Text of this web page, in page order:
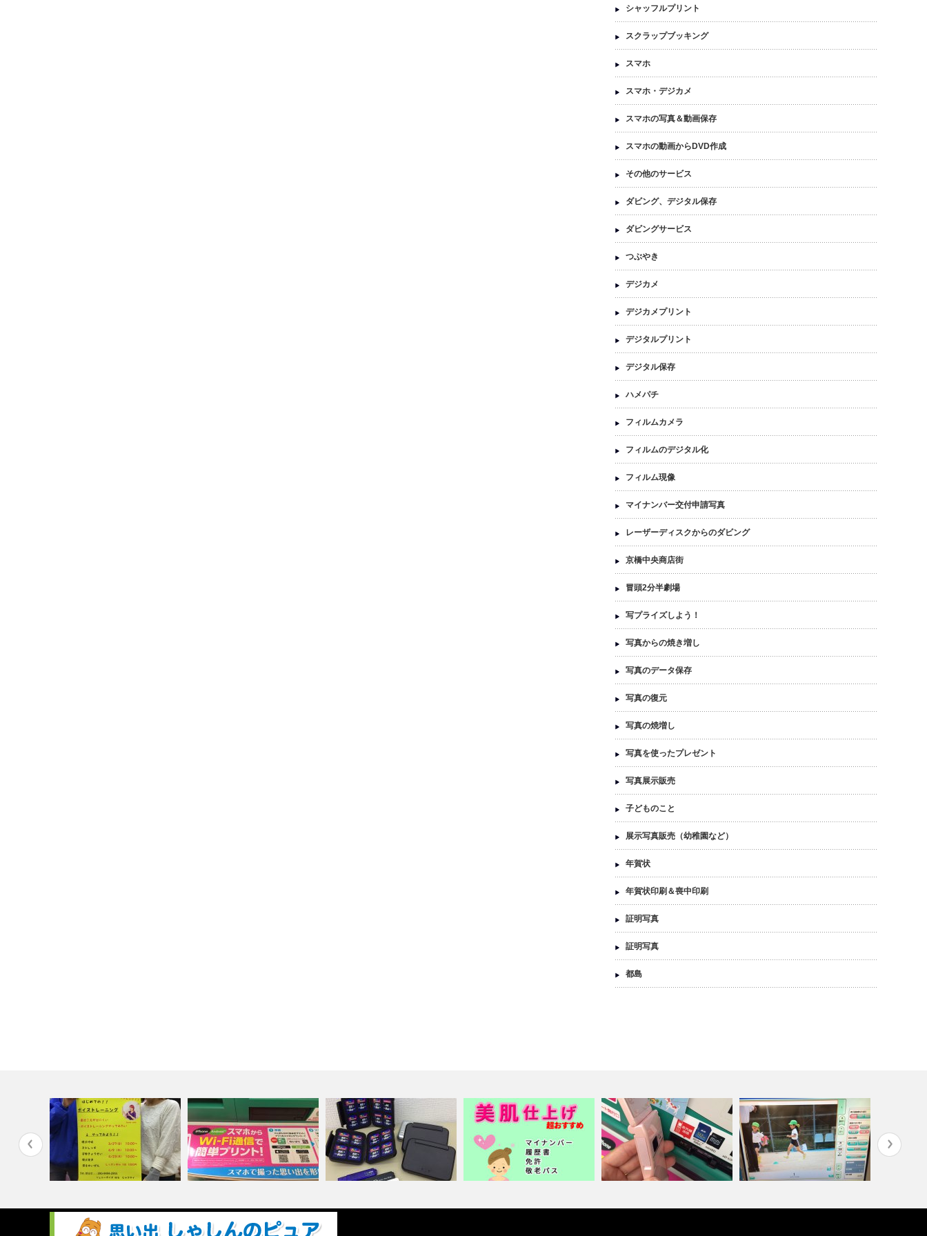
シャッフルプリント
スクラップブッキング
スマホ
スマホ・デジカメ
スマホの写真＆動画保存
スマホの動画からDVD作成
その他のサービス
ダビング、デジタル保存
ダビングサービス
つぶやき
デジカメ
デジカメプリント
デジタルプリント
デジタル保存
ハメパチ
フィルムカメラ
フィルムのデジタル化
フィルム現像
マイナンバー交付申請写真
レーザーディスクからのダビング
京橋中央商店街
冒頭2分半劇場
写プライズしよう！
写真からの焼き増し
写真のデータ保存
写真の復元
写真の焼増し
写真を使ったプレゼント
写真展示販売
子どものこと
展示写真販売（幼稚園など）
年賀状
年賀状印刷＆喪中印刷
証明写真
証明写真
都島
Ａ2印刷なら目立つこと間違い フジフィルムの【わいぷり】の